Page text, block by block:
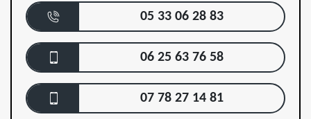
05 33 06 28 83
06 25 63 76 58
07 78 27 14 81